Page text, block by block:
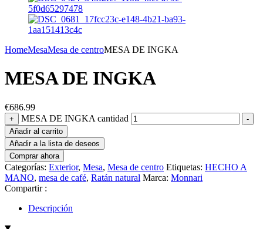
HomeMesaMesa de centroMESA DE INGKA
MESA DE INGKA
€686.99
+ MESA DE INGKA cantidad
-
Añadir al carrito
Añadir a la lista de deseos
Comprar ahora
Categorías: Exterior, Mesa, Mesa de centro Etiquetas: HECHO A
MANO, mesa de café, Ratán natural Marca: Monnari
Compartir :
Descripción